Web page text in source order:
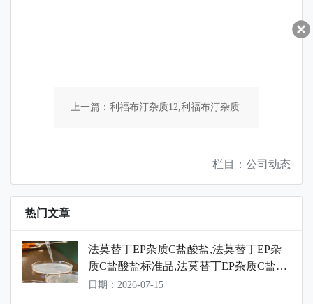
上一篇：利福布汀杂质12,利福布汀杂质
下一篇：仲丁氧基苯（1-甲基丙苯）,仲
基苯（1-甲基丙苯）对照品
栏目：公司动态
热门文章
法莫替丁EP杂质C盐酸盐,法莫替丁EP杂
质C盐酸盐标准品,法莫替丁EP杂质C盐酸
盐对照品
日期：2026-07-15